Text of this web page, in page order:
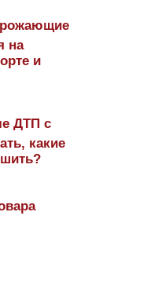
на
и
ДТП с
какие